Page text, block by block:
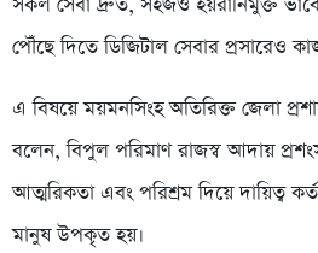
পৌঁছে দিতে ডিজিটাল সেবার প্রসারেও
এ বিষয়ে ময়মনসিংহ অতিরিক্ত জেলা
বলেন, বিপুল পরিমাণ রাজস্ব আদায়
আত্মরিকতা এবং পরিশ্রম দিয়ে দায়িত্ব
মানুষ উপকৃত হয়।